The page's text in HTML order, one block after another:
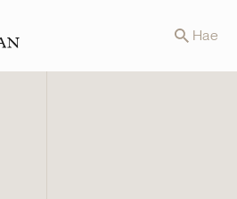
Hae